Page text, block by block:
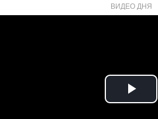
ВИДЕО ДНЯ
Play